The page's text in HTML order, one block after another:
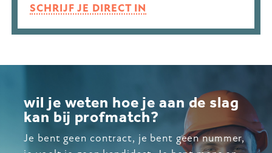
SCHRIJF JE DIRECT IN
wil je weten hoe je aan de slag
kan bij profmatch?
Je bent geen contract, je bent geen nummer,